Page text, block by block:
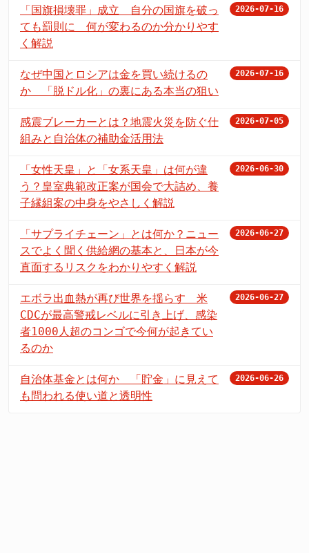
「国旗損壊罪」成立 自分の国旗を破っ
ても罰則に 何が変わるのか分かりやす
く解説
2026-07-16
なぜ中国とロシアは金を買い続けるの
か 「脱ドル化」の裏にある本当の狙い
2026-07-16
感震ブレーカーとは？地震火災を防ぐ仕
組みと自治体の補助金活用法
2026-07-05
「女性天皇」と「女系天皇」は何が違
う？皇室典範改正案が国会で大詰め、養
子縁組案の中身をやさしく解説
2026-06-30
「サプライチェーン」とは何か？ニュー
スでよく聞く供給網の基本と、日本が今
直面するリスクをわかりやすく解説
2026-06-27
エボラ出血熱が再び世界を揺らす 米
CDCが最高警戒レベルに引き上げ、感染
者1000人超のコンゴで今何が起きてい
るのか
2026-06-27
自治体基金とは何か 「貯金」に見えて
も問われる使い道と透明性
2026-06-26